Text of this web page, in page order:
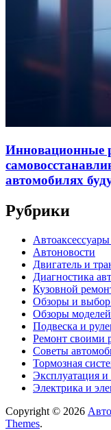
Инновационные
автомобилях
Рубрики
Автоновости
Двигатель и
Диагностика
Кузовной
Обзоры и выбор
Обзоры моделей
Подвеска и
Ремонт своими
Советы
Тормозная
Эксплуатация
Электрика и
Copyright © 2026
Themes.